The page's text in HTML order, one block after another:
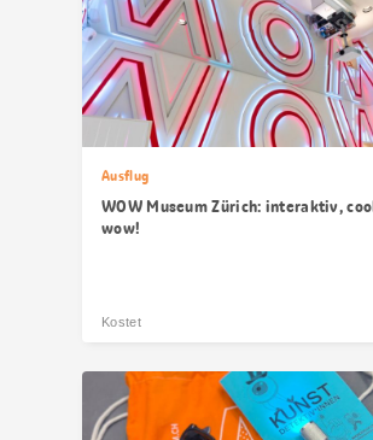
Ausflug
WOW Museum Zürich: interaktiv,
wow!
Kostet